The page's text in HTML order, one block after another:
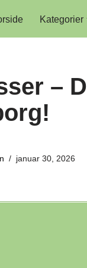
Kategorier
–
januar 30, 2026